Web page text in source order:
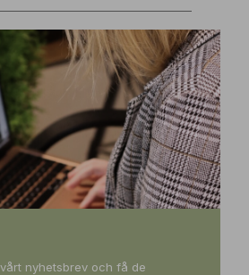
nyhetsbrev och få de